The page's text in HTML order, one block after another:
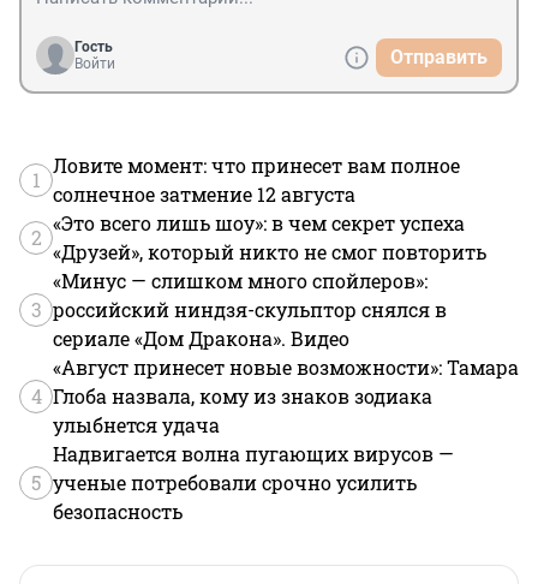
Гость
Войти
Отправить
1
Ловите момент: что принесет вам полное
солнечное затмение 12 августа
2
«Это всего лишь шоу»: в чем секрет успеха
«Друзей», который никто не смог повторить
3
«Минус — слишком много спойлеров»:
российский ниндзя-скульптор снялся в
сериале «Дом Дракона». Видео
4
«Август принесет новые возможности»: Тамара
Глоба назвала, кому из знаков зодиака
улыбнется удача
5
Надвигается волна пугающих вирусов —
ученые потребовали срочно усилить
безопасность